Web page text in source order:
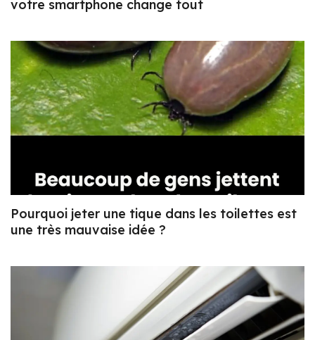
votre smartphone change tout
Pourquoi jeter une tique dans les toilettes est
une très mauvaise idée ?